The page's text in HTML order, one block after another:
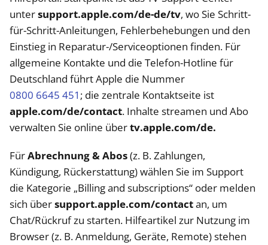
untersupport.apple.com/de-de/tv, wo Sie Schritt-
für-Schritt-Anleitungen, Fehlerbehebungen und den
Einstieg in Reparatur-/Serviceoptionen finden. Für
allgemeine Kontakte und die Telefon-Hotline für
Deutschland führt Apple die Nummer
0800 6645 451 ; die zentrale Kontaktseite ist
apple.com/de/contact. Inhalte streamen und Abo
verwalten Sie online übertv.apple.com/de.
FürAbrechnung & Abos(z. B. Zahlungen,
Kündigung, Rückerstattung) wählen Sie im Support
die Kategorie „Billing and subscriptions“ oder melden
sich übersupport.apple.com/contactan, um
Chat/Rückruf zu starten. Hilfeartikel zur Nutzung im
Browser (z. B. Anmeldung, Geräte, Remote) stehen